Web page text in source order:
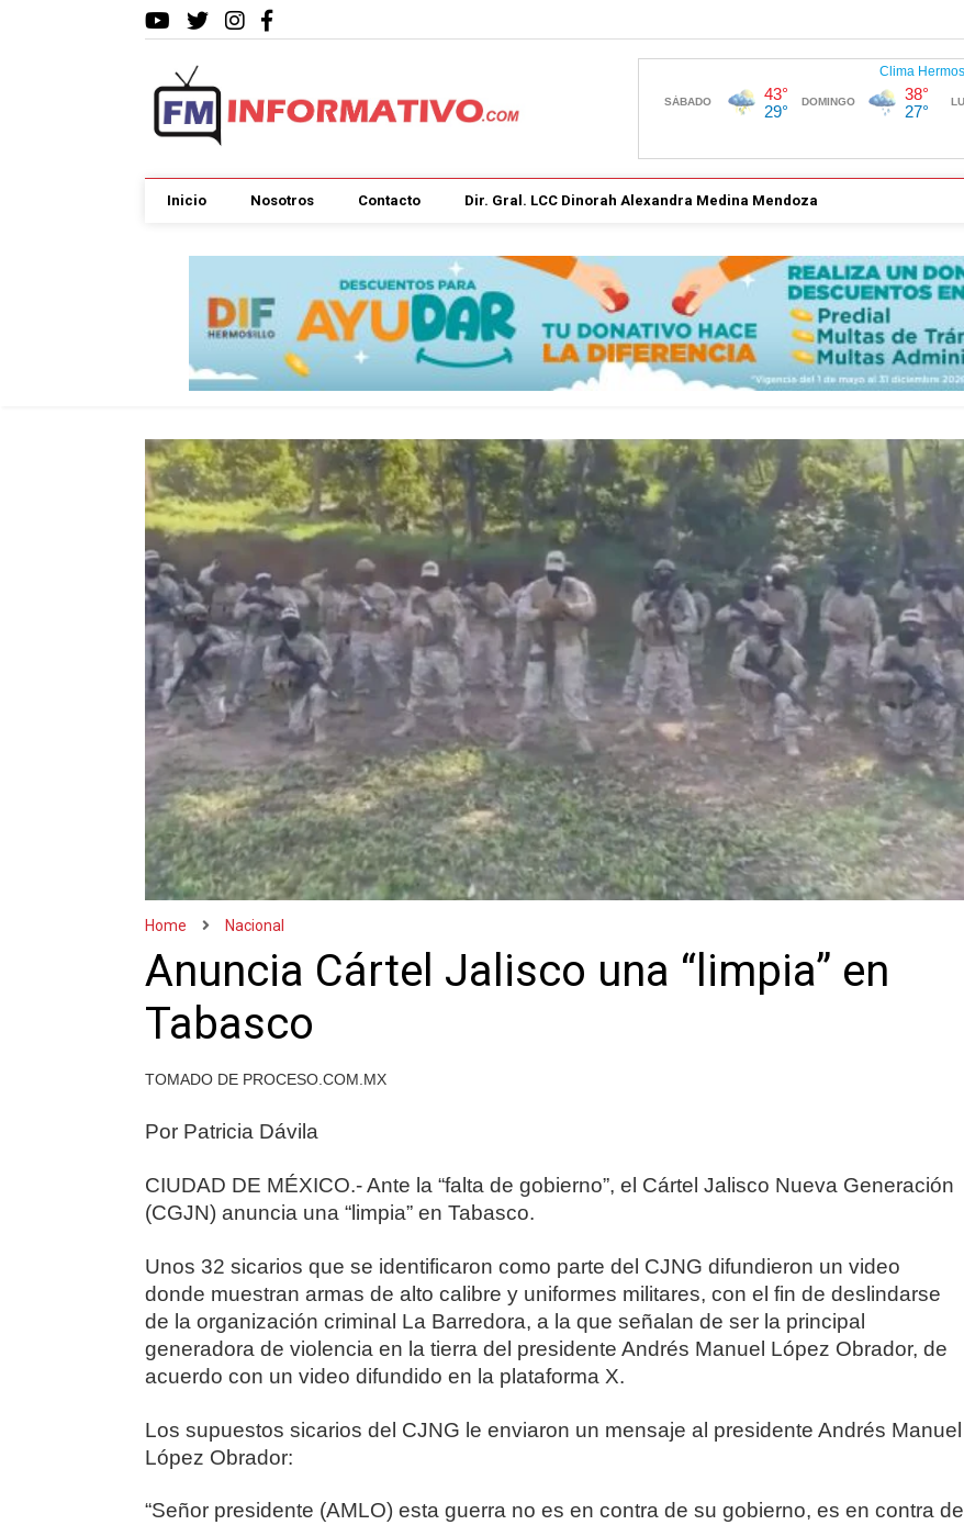
Inicio Nosotros Contacto Dir. Gral. LCC Dinorah Alexandra Medina Mendoza
Home Nacional
Anuncia Cártel Jalisco una “limpia” en
Tabasco
TOMADO DE PROCESO.COM.MX
Por Patricia Dávila
CIUDAD DE MÉXICO.- Ante la “falta de gobierno”, el Cártel Jalisco Nueva Generación
(CGJN) anuncia una “limpia” en Tabasco.
Unos 32 sicarios que se identificaron como parte del CJNG difundieron un video
donde muestran armas de alto calibre y uniformes militares, con el fin de deslindarse
de la organización criminal La Barredora, a la que señalan de ser la principal
generadora de violencia en la tierra del presidente Andrés Manuel López Obrador, de
acuerdo con un video difundido en la plataforma X.
Los supuestos sicarios del CJNG le enviaron un mensaje al presidente Andrés Manuel
López Obrador:
“Señor presidente (AMLO) esta guerra no es en contra de su gobierno, es en contra de